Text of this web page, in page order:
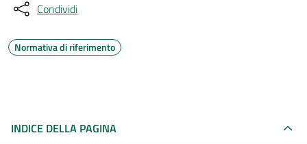
Condividi
Normativa di riferimento
INDICE DELLA PAGINA